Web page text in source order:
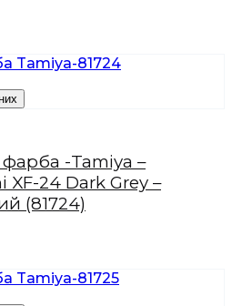
-Tamiya –
XF-24 Dark Grey –
(81724)